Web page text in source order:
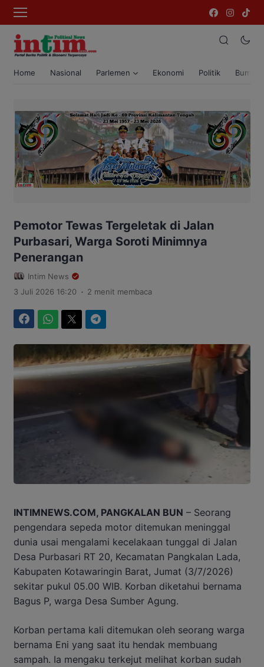
Home Nasional Parlemen Ekonomi Politik Bumi
Pemotor Tewas Tergeletak di Jalan
Purbasari, Warga Soroti Minimnya
Penerangan
Intim News
3 Juli 2026 16:20 . 2 menit membaca
INTIMNEWS.COM, PANGKALAN BUN – Seorang
pengendara sepeda motor ditemukan meninggal
dunia usai mengalami kecelakaan tunggal di Jalan
Desa Purbasari RT 20, Kecamatan Pangkalan Lada,
Kabupaten Kotawaringin Barat, Jumat (3/7/2026)
sekitar pukul 05.00 WIB. Korban diketahui bernama
Bagus P, warga Desa Sumber Agung.
Korban pertama kali ditemukan oleh seorang warga
bernama Eni yang saat itu hendak membuang
sampah. Ia mengaku terkejut melihat korban sudah